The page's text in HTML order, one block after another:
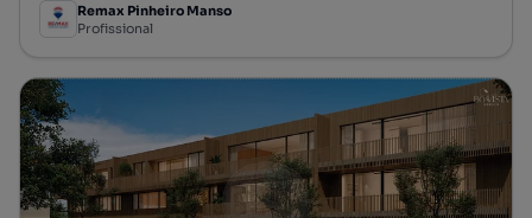
Remax Pinheiro Manso
Profissional